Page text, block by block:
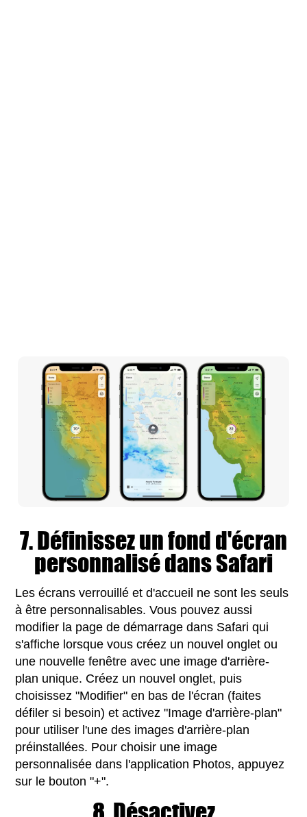
7. Définissez un fond d'écran
personnalisé dans Safari
Les écrans verrouillé et d'accueil ne sont les seuls
à être personnalisables. Vous pouvez aussi
modifier la page de démarrage dans Safari qui
s'affiche lorsque vous créez un nouvel onglet ou
une nouvelle fenêtre avec une image d'arrière-
plan unique. Créez un nouvel onglet, puis
choisissez "Modifier" en bas de l'écran (faites
défiler si besoin) et activez "Image d'arrière-plan"
pour utiliser l'une des images d'arrière-plan
préinstallées. Pour choisir une image
personnalisée dans l'application Photos, appuyez
sur le bouton "+".